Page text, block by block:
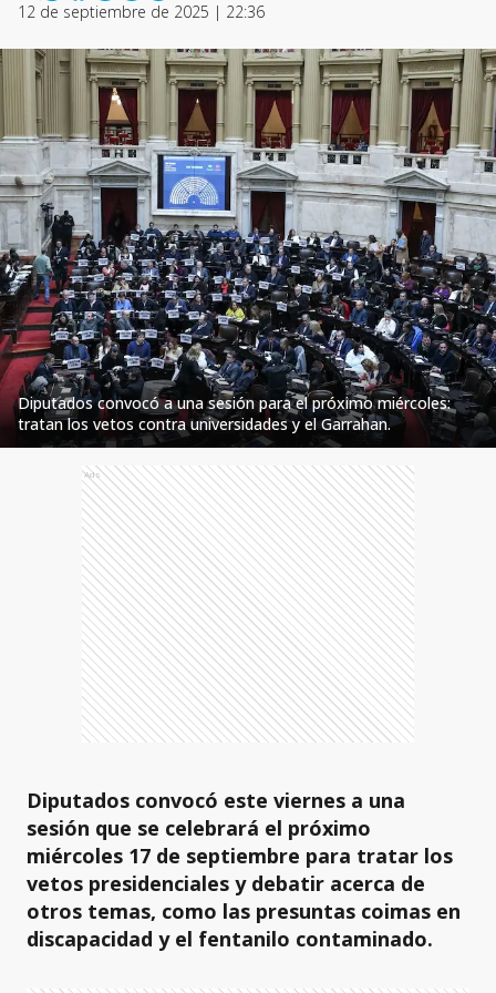
12 de septiembre de 2025 | 22:36
Diputados convocó a una sesión para el próximo miércoles:
tratan los vetos contra universidades y el Garrahan.
Ads
Diputados convocó este viernes a una
sesión que se celebrará el próximo
miércoles 17 de septiembre para tratar los
vetos presidenciales y debatir acerca de
otros temas, como las presuntas coimas en
discapacidad y el fentanilo contaminado.